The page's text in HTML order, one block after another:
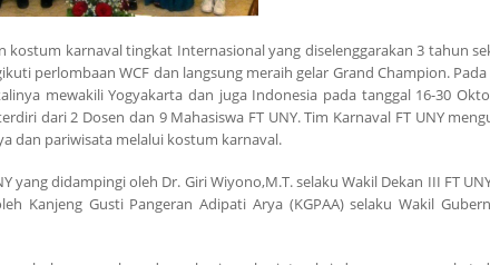
karnaval tingkat Internasional yang diselenggarakan 3 tahun
perlombaan WCF dan langsung meraih gelar Grand Champion.
mewakili Yogyakarta dan juga Indonesia pada tanggal 16-30
dari 2 Dosen dan 9 Mahasiswa FT UNY. Tim Karnaval FT UNY
dan pariwisata melalui kostum karnaval.
yang didampingi oleh Dr. Giri Wiyono,M.T. selaku Wakil Dekan III FT
Kanjeng Gusti Pangeran Adipati Arya (KGPAA) selaku Wakil